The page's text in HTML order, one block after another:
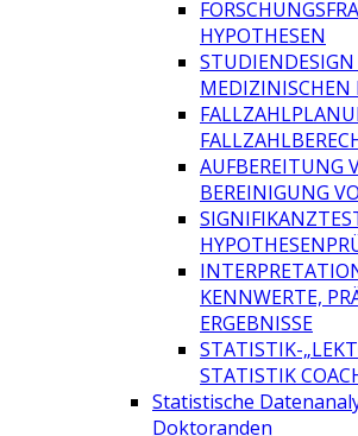
HYPOTHESEN
MEDIZINISCHEN
AUFBEREITUNG
BEREINIGUNG
KENNWERTE,
ERGEBNISSE
STATISTIK-
STATISTIK
Statistische
Doktoranden